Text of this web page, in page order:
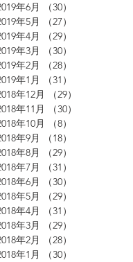
年6月
（30）
年5月
（27）
年4月
（29）
年3月
（30）
年2月
（28）
年1月
（31）
年12月
（29）
年11月
（30）
年10月
（8）
年9月
（18）
年8月
（29）
年7月
（31）
年6月
（30）
年5月
（29）
年4月
（31）
年3月
（29）
年2月
（28）
年1月
（30）